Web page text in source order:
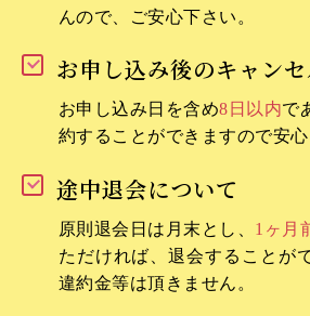
関西学院
春日部共栄
慶應義塾中等部
慶應義塾湘南藤沢
学習院女子
暁星
開智
んので、ご安心下さい。
お申し込み後のキャン
お申し込み日を含め8日以内で
約することができますので安心
途中退会について
原則退会日は月末とし、 1ヶ月
ただければ、退会することが
違約金等は頂きません。